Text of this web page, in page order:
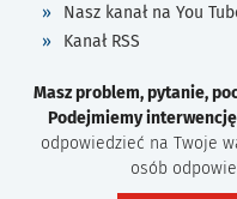
Nasz kanał na You
Kanał RSS
Masz problem, pytanie,
Podejmiemy
odpowiedzieć na Twoje
osób